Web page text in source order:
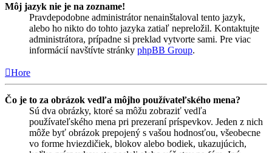
Môj jazyk nie je na zozname!
Pravdepodobne administrátor nenainštaloval tento jazyk,
alebo ho nikto do tohto jazyka zatiaľ nepreložil. Kontaktujte
administrátora, prípadne si preklad vytvorte sami. Pre viac
informácií navštívte stránky phpBB Group.
Hore
Čo je to za obrázok vedľa môjho používateľského mena?
Sú dva obrázky, ktoré sa môžu zobraziť vedľa
používateľského mena pri prezeraní príspevkov. Jeden z nich
môže byť obrázok prepojený s vašou hodnosťou, všeobecne
vo forme hviezdičiek, blokov alebo bodiek, ukazujúcich,